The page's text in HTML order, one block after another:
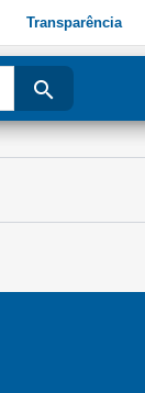
Transparência
search